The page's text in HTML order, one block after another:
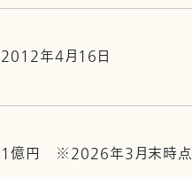
2012年4月16日
1億円 ※2026年3月末時点